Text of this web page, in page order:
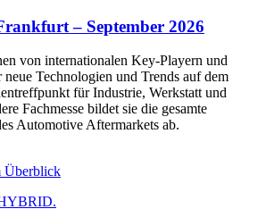
– September 2026
von internationalen Key-Playern und
neue Technologien und Trends auf dem
für Industrie, Werkstatt und
Fachmesse bildet sie die gesamte
Automotive Aftermarkets ab.
Überblick